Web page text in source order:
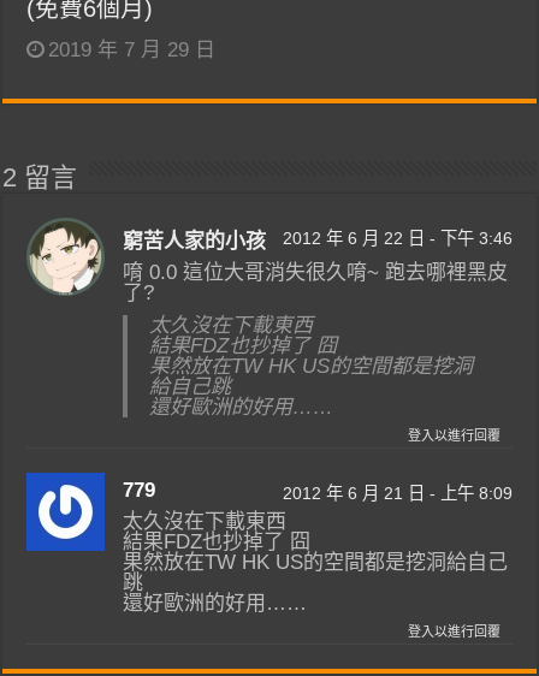
(免費6個月)
2019 年 7 月 29 日
2 留言
窮苦人家的小孩 2012 年 6 月 22 日 - 下午 3:46
唷 0.0 這位大哥消失很久唷~ 跑去哪裡黑皮
了?
太久沒在下載東西
結果FDZ也抄掉了 囧
果然放在TW HK US的空間都是挖洞
給自己跳
還好歐洲的好用……
登入以進行回覆
779 2012 年 6 月 21 日 - 上午 8:09
太久沒在下載東西
結果FDZ也抄掉了 囧
果然放在TW HK US的空間都是挖洞給自己
跳
還好歐洲的好用……
登入以進行回覆